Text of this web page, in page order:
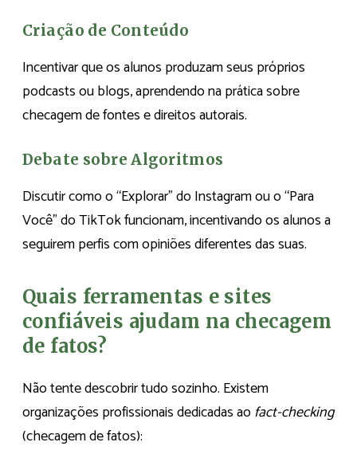
Criação de Conteúdo
Incentivar que os alunos produzam seus próprios
podcasts ou blogs, aprendendo na prática sobre
checagem de fontes e direitos autorais.
Debate sobre Algoritmos
Discutir como o “Explorar” do Instagram ou o “Para
Você” do TikTok funcionam, incentivando os alunos a
seguirem perfis com opiniões diferentes das suas.
Quais ferramentas e sites
confiáveis ajudam na checagem
de fatos?
Não tente descobrir tudo sozinho. Existem
organizações profissionais dedicadas aofact-checking
(checagem de fatos):